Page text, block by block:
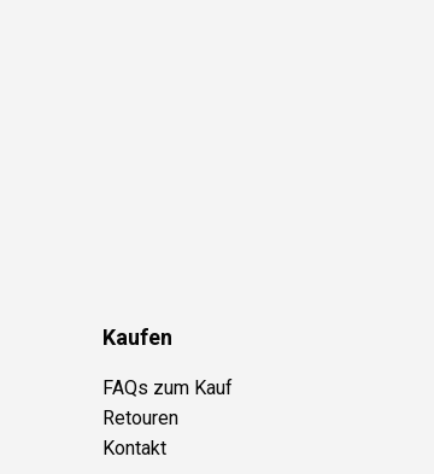
Kaufen
FAQs zum Kauf
Retouren
Kontakt